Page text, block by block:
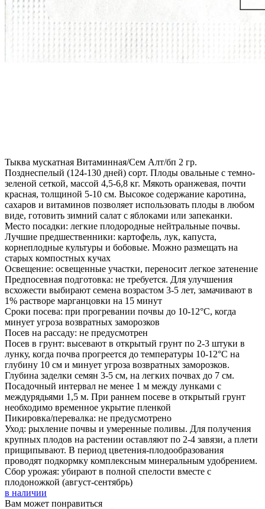
Тыква мускатная Витаминная/Сем Алт/бп 2 гр.
Позднеспелый (124-130 дней) сорт. Плоды овальные с темно-
зеленой сеткой, массой 4,5-6,8 кг. Мякоть оранжевая, почти
красная, толщиной 5-10 см. Высокое содержание каротина,
сахаров и витаминов позволяет использовать плоды в любом
виде, готовить зимний салат с яблоками или запеканки.
Место посадки: легкие плодородные нейтральные почвы.
Лучшие предшественники: картофель, лук, капуста,
корнеплодные культуры и бобовые. Можно размещать на
старых компостных кучах
Освещение: освещенные участки, переносит легкое затенение
Предпосевная подготовка: не требуется. Для улучшения
всхожести выбирают семена возрастом 3-5 лет, замачивают в
1% растворе марганцовки на 15 минут
Сроки посева: при прогревании почвы до 10-12°C, когда
минует угроза возвратных заморозков
Посев на рассаду: не предусмотрен
Посев в грунт: высевают в открытый грунт по 2-3 штуки в
лунку, когда почва прогреется до температуры 10-12°С на
глубину 10 см и минует угроза возвратных заморозков.
Глубина заделки семян 3-5 см, на легких почвах до 7 см.
Посадочный интервал не менее 1 м между лунками с
междурядьями 1,5 м. При раннем посеве в открытый грунт
необходимо временное укрытие пленкой
Пикировка/перевалка: не предусмотрено
Уход: рыхление почвы и умеренные поливы. Для получения
крупных плодов на растении оставляют по 2-4 завязи, а плети
прищипывают. В период цветения-плодообразования
проводят подкормку комплексным минеральным удобрением.
Сбор урожая: убирают в полной спелости вместе с
плодоножкой (август-сентябрь)
в наличии
Вам может понравиться